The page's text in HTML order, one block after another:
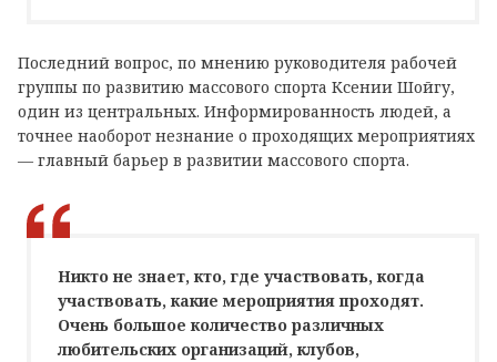
Последний вопрос, по мнению руководителя рабочей
группы по развитию массового спорта Ксении Шойгу,
один из центральных. Информированность людей, а
точнее наоборот незнание о проходящих мероприятиях
— главный барьер в развитии массового спорта.
Никто не знает, кто, где участвовать, когда
участвовать, какие мероприятия проходят.
Очень большое количество различных
любительских организаций, клубов,